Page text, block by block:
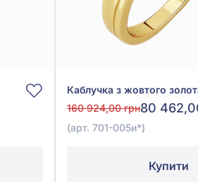
160 924,00 грн80
(арт. 701-005и*)
Купити